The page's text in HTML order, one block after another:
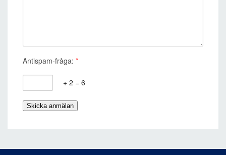
Antispam-fråga: *
+ 2 = 6